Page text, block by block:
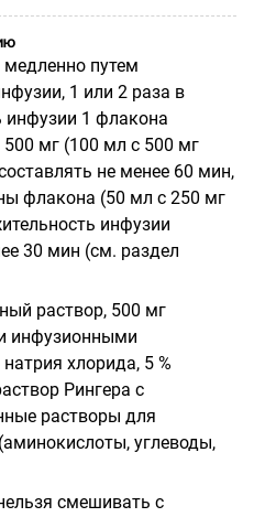
медленно путем
1 или 2 раза в
инфузии 1 флакона
мг (100 мл с 500 мг
не менее 60 мин,
флакона (50 мл с 250 мг
инфузии
30 мин (см. раздел
раствор, 500 мг
инфузионными
хлорида, 5 %
Рингера с
растворы для
углеводы,
смешивать с